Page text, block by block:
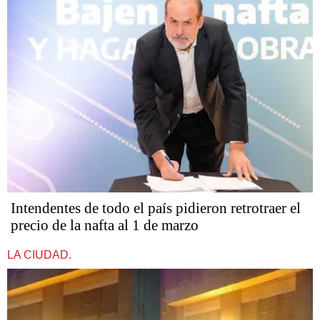
Intendentes de todo el país pidieron retrotraer el
precio de la nafta al 1 de marzo
LA CIUDAD.